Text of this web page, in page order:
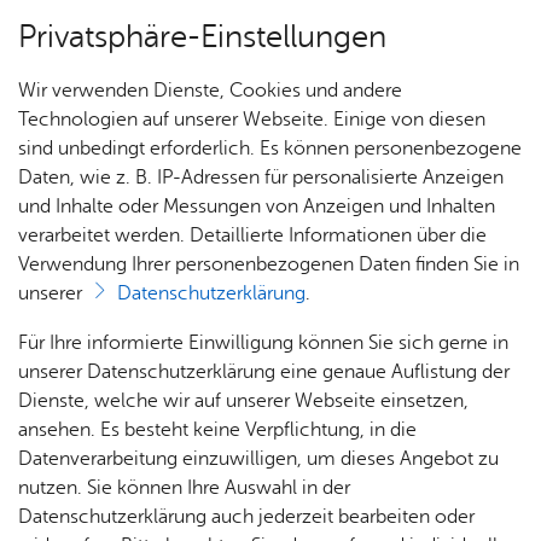
Über­sicht Bür­ger & Stadt
Rat­
haus &
Bür­
ger­
ser­vice
Rat­
häu­ser
Nach­
rich­
ten,
Vi­de­os
& Bil­
der
Me­di­
Jobs
Stel­
len­an­
ge­bo­te
Aus­bil­
dung &
Stu­di­
Bauen
& Um­
welt
Geo­
da­ten
Ge­
sund­
heit &
kum
For­mu­la­re
Vor­le­sen
Be­trieb an­mel­den (PDF, 15
kB)
Betrieb anmelden (PDF, 15 kB)
Privatsphäre-Einstellungen
Wir verwenden Dienste, Cookies und andere
Technologien auf unserer Webseite. Einige von diesen
sind unbedingt erforderlich. Es können personenbezogene
Daten, wie z. B. IP-Adressen für personalisierte Anzeigen
und Inhalte oder Messungen von Anzeigen und Inhalten
verarbeitet werden. Detaillierte Informationen über die
Verwendung Ihrer personenbezogenen Daten finden Sie in
unserer
Datenschutzerklärung.
Für Ihre informierte Einwilligung können Sie sich gerne in
unserer Datenschutzerklärung eine genaue Auflistung der
Dienste, welche wir auf unserer Webseite einsetzen,
ansehen. Es besteht keine Verpflichtung, in die
Datenverarbeitung einzuwilligen, um dieses Angebot zu
nutzen. Sie können Ihre Auswahl in der
Datenschutzerklärung auch jederzeit bearbeiten oder